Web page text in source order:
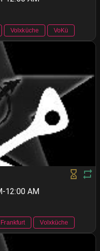
Volxküche VoKü
12:00 AM
Frankfurt Volxküche